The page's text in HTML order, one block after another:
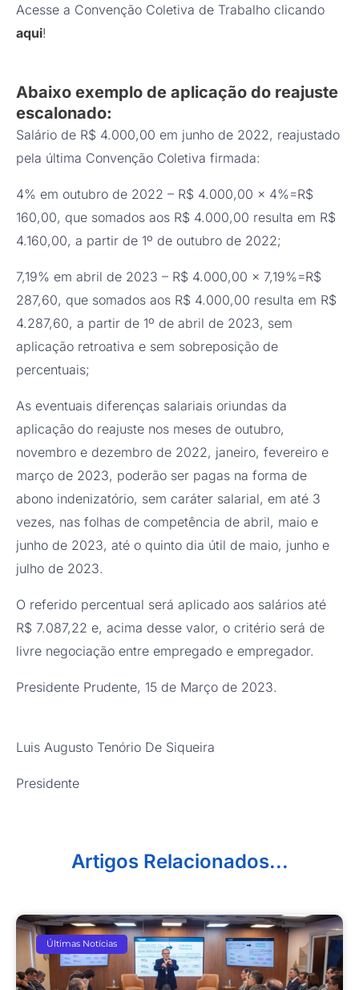
Acesse a Convenção Coletiva de Trabalho clicando
aqui!
Abaixo exemplo de aplicação do reajuste
escalonado:
Salário de R$ 4.000,00 em junho de 2022, reajustado
pela última Convenção Coletiva firmada:
4% em outubro de 2022 – R$ 4.000,00 x 4%=R$
160,00, que somados aos R$ 4.000,00 resulta em R$
4.160,00, a partir de 1º de outubro de 2022;
7,19% em abril de 2023 – R$ 4.000,00 x 7,19%=R$
287,60, que somados aos R$ 4.000,00 resulta em R$
4.287,60, a partir de 1º de abril de 2023, sem
aplicação retroativa e sem sobreposição de
percentuais;
As eventuais diferenças salariais oriundas da
aplicação do reajuste nos meses de outubro,
novembro e dezembro de 2022, janeiro, fevereiro e
março de 2023, poderão ser pagas na forma de
abono indenizatório, sem caráter salarial, em até 3
vezes, nas folhas de competência de abril, maio e
junho de 2023, até o quinto dia útil de maio, junho e
julho de 2023.
O referido percentual será aplicado aos salários até
R$ 7.087,22 e, acima desse valor, o critério será de
livre negociação entre empregado e empregador.
Presidente Prudente, 15 de Março de 2023.
Luis Augusto Tenório De Siqueira
Presidente
Artigos Relacionados...
Últimas Notícias